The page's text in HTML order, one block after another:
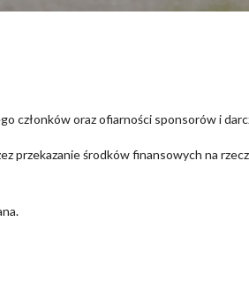
członków oraz ofiarności sponsorów i
przekazanie środków finansowych na